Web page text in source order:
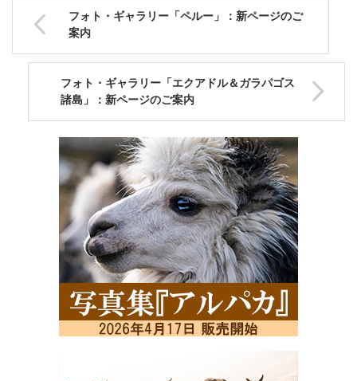
フォト・ギャラリー「ペルー」：新ページのご
案内
フォト・ギャラリー「エクアドル＆ガラパゴス
諸島」：新ページのご案内